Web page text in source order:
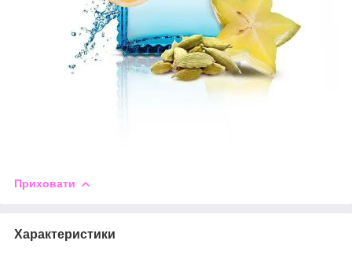
Приховати
Характеристики